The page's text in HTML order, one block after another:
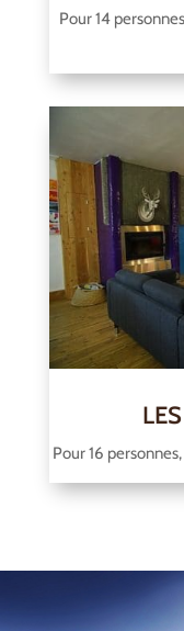
Pour 14
Pour 16